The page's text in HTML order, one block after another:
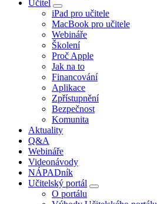
Učitel
iPad pro učitele
MacBook pro učitele
Webináře
Školení
Proč Apple
Jak na to
Financování
Aplikace
Zpřístupnění
Bezpečnost
Komunita
Aktuality
Q&A
Webináře
Videonávody
NÁPADník
Učitelský portál
O portálu